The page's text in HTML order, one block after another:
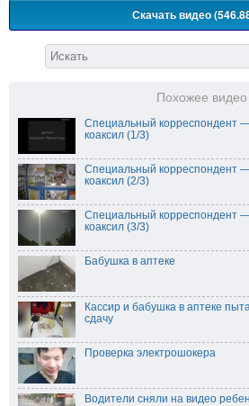
Скачать видео
Похожее видео
Специальный корреспондент
коаксил (1/3)
Специальный корреспондент
коаксил (2/3)
Специальный корреспондент
коаксил (3/3)
Бабушка в аптеке
Кассир и бабушка в аптеке
сдачу
Проверка электрошокера
Водители сняли на видео